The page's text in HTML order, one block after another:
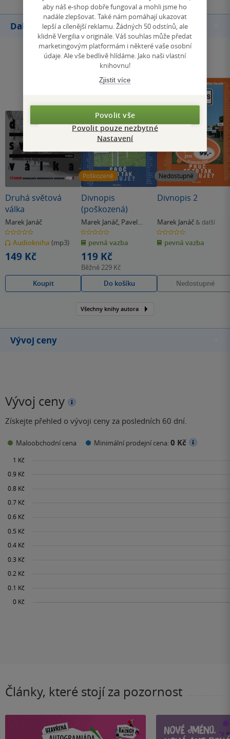
Další knihy autora
Druhá světová
válka
Marek Janáč
0.0
z
5
hvězdiček
Audiokniha (mp3)
149 Kč
Koupit
Poškozené
Divnopis
(poškozená)
Marek Janáč Pavel
Tumlíř
0.0
z
5
hvězdiček
pevná vazba
119 Kč
Běžně 229 Kč
Do košíku
Nedostupné
Divnopis 2
Marek Janáč & další
0.0
z
5
hvězdiček
pevná vazba
Nedostupné
Všechny knihy autora
Vývoj ceny
Vývoj ceny
Získejte přehled o vývoji ceny za posledních 60 dní.
Maloobchodní cena Minimální prodejní cena:0 Kč
Články, které stojí za pozornost
aby náš e-shop dobře fungoval a mohli jsme ho
nadále zlepšovat. Také nám pomáhají ukazovat
lepší a cílenější reklamu. Žádných 50 odstínů, ale
klidně Vergilia v originále. Váš souhlas může předat
marketingovým platformám i některé vaše osobní
údaje. Ale vše bedlivě hlídáme. Jako naši vlastní
knihovnu!
Zjistit více
Povolit vše
Povolit pouze nezbytné
Nastavení